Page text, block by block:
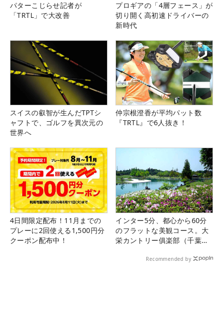
パターこじらせ記者が
「TRTL」で大改善
プロギアの「4層フェース」が
切り開く高初速ドライバーの
新時代
スイスの叡智が生んだTPTシ
ャフトで、ゴルフを異次元の
世界へ
仲宗根澄香が平均パット数
『TRTL』で6人抜き！
4日間限定配布！11月までの
プレーに2回使える1,500円分
クーポン配布中！
インター5分、都心から60分
のフラットな美観コース。大
栄カントリー俱楽部（千葉
Recommended by